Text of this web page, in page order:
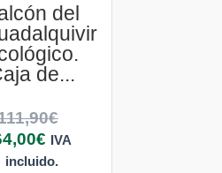
del
de...
€
€ IVA
incluido.